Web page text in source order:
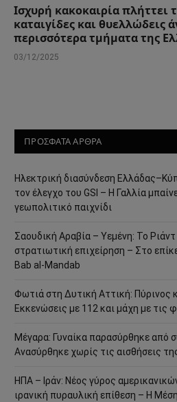
Ισχυρή κακοκαιρία πλήττει
καταιγίδες και θυελλώδεις
περισσότερα τμήματα της
03/12/2025
ΠΡΟΣΦΑΤΑ ΑΡΘΡΑ
Ηλεκτρική διασύνδεση
τον έλεγχο του GSI – Η Γαλλία
γεωπολιτικό παιχνίδι
Σαουδική Αραβία – Υεμένη: Το
στρατιωτική επιχείρηση – Στο
Bab al-Mandab
Φωτιά στη Δυτική Αττική: Πύρινος
Εκκενώσεις με 112 και μάχη με τις
Μέγαρα: Γυναίκα παρασύρθηκε από
Ανασύρθηκε χωρίς τις αισθήσεις
ΗΠΑ – Ιράν: Νέος γύρος
ιρανική πυραυλική επίθεση – Η